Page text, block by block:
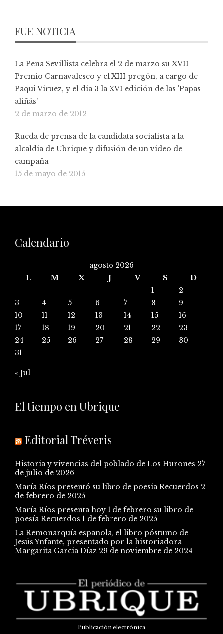
FUE NOTICIA
La Peña Sevillista celebra el 2 de marzo su XVII
Premio Carnavalesco y el XIII pregón, a cargo de
Paqui Viruez, y el día 3 la XVI edición de las 'Papas
aliñás'
2 de marzo de 2012
Rueda de prensa de la candidata socialista a la
alcaldía de Ubrique y difusión de un vídeo de
campaña
15 de mayo de 2015
Calendario
agosto 2026
L
M X J V S
D
1
2
3
4 5 6 7 8
9
10
11 12 13 14 15
16
17
18 19 20 21 22
23
24
25 26 27 28 29
30
31
« Jul
El tiempo en Ubrique
Editorial Tréveris
Historia y vivencias del poblado de Los Hurones 27
de julio de 2026
María Ríos presentó su libro de poesía Recuerdos 2
de febrero de 2025
María Ríos presenta hoy 1 de febrero su libro de
poesía Recuerdos 1 de febrero de 2025
La Remonarquía española, el libro póstumo de
Jesús Ynfante, presentado por la historiadora
Margarita García Díaz 29 de noviembre de 2024
Publicación electrónica